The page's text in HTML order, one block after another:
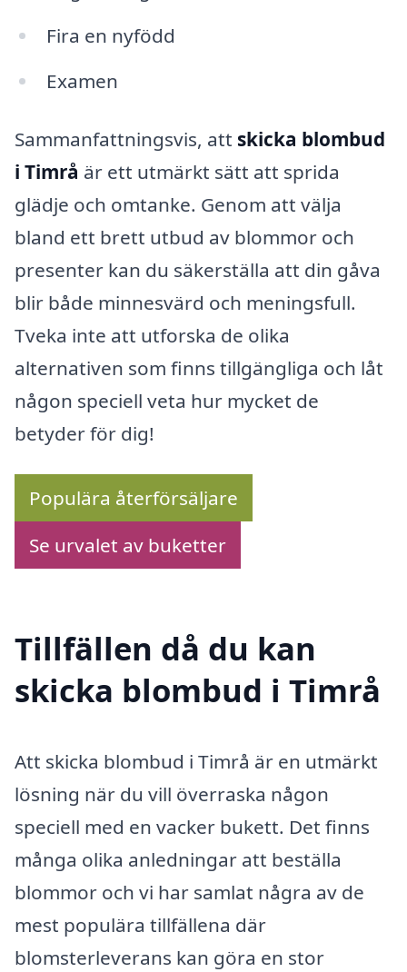
Fira en nyfödd
Examen
Sammanfattningsvis, att skicka blombud
i Timrå är ett utmärkt sätt att sprida
glädje och omtanke. Genom att välja
bland ett brett utbud av blommor och
presenter kan du säkerställa att din gåva
blir både minnesvärd och meningsfull.
Tveka inte att utforska de olika
alternativen som finns tillgängliga och låt
någon speciell veta hur mycket de
betyder för dig!
Populära återförsäljare
Se urvalet av buketter
Tillfällen då du kan
skicka blombud i Timrå
Att skicka blombud i Timrå är en utmärkt
lösning när du vill överraska någon
speciell med en vacker bukett. Det finns
många olika anledningar att beställa
blommor och vi har samlat några av de
mest populära tillfällena där
blomsterleverans kan göra en stor